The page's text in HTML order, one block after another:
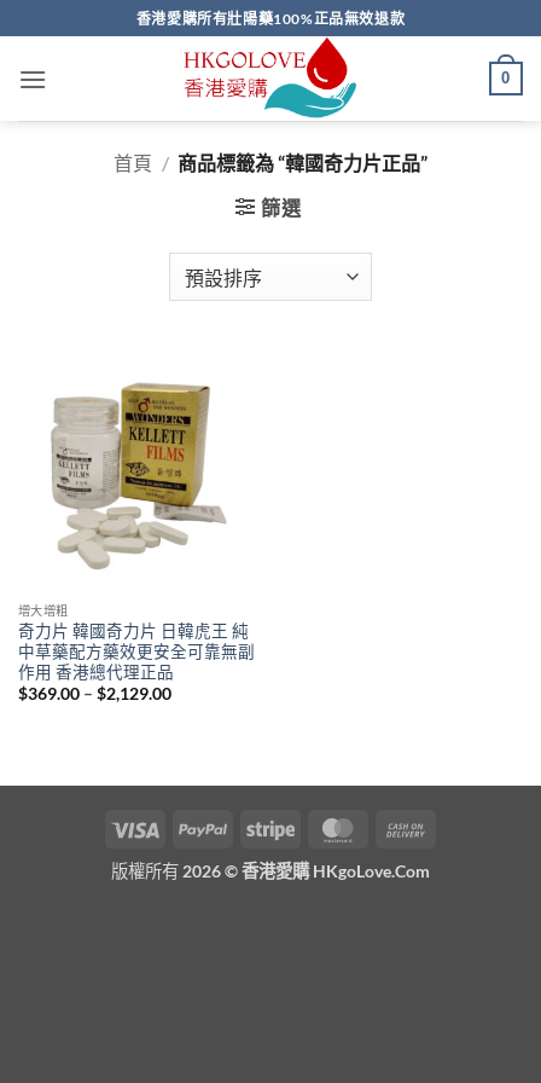
to
content
香港愛購所有壯陽藥100%正品無效退款
0
首頁 / 商品標籤為 “韓國奇力片正品”
篩選
增大增粗
奇力片 韓國奇力片 日韓虎王 純
中草藥配方藥效更安全可靠無副
作用 香港總代理正品
$369.00 – $2,129.00Price
Visa PayPal Stripe MasterCard
版權所有 2026 ©香港愛購 HKgoLove.Com